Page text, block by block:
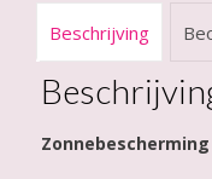
Beschrijving